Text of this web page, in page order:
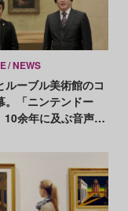
NEWS
ルーブル美術館のコ
。「ニンテンドー
10余年に及ぶ音声ガ